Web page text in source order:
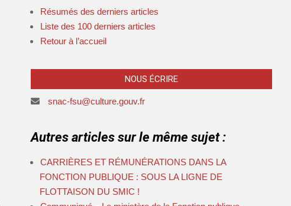
Résumés des derniers articles
Liste des 100 derniers articles
Retour à l’accueil
NOUS ÉCRIRE
snac-fsu@culture.gouv.fr
Autres articles sur le même sujet :
CARRIÈRES ET RÉMUNÉRATIONS DANS LA
FONCTION PUBLIQUE : SOUS LA LIGNE DE
FLOTTAISON DU SMIC !